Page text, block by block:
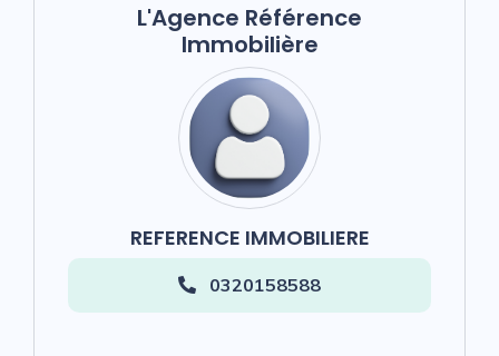
L'Agence Référence
Immobilière
REFERENCE IMMOBILIERE
0320158588